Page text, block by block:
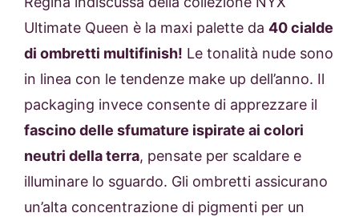
Ultimate Queen è la maxi palette da 40 cialde
di ombretti multifinish! Le tonalità nude sono
in linea con le tendenze make up dell’anno. Il
packaging invece consente di apprezzare il
fascino delle sfumature ispirate ai colori
neutri della terra, pensate per scaldare e
illuminare lo sguardo. Gli ombretti assicurano
un’alta concentrazione di pigmenti per un